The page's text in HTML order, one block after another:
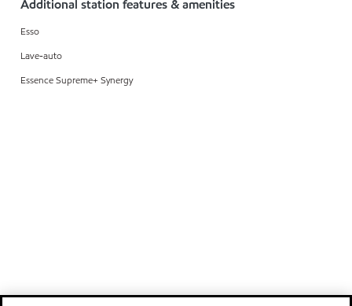
Additional station features & amenities
Esso
Lave-auto
Essence Supreme+ Synergy